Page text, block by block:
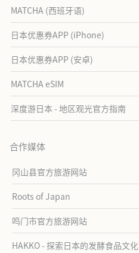
MATCHA (西班牙语)
日本优惠券APP (iPhone)
日本优惠券APP (安卓)
MATCHA eSIM
深度游日本 - 地区观光官方指南
合作媒体
冈山县官方旅游网站
Roots of Japan
鸣门市官方旅游网站
HAKKO - 探索日本的发酵食品文化